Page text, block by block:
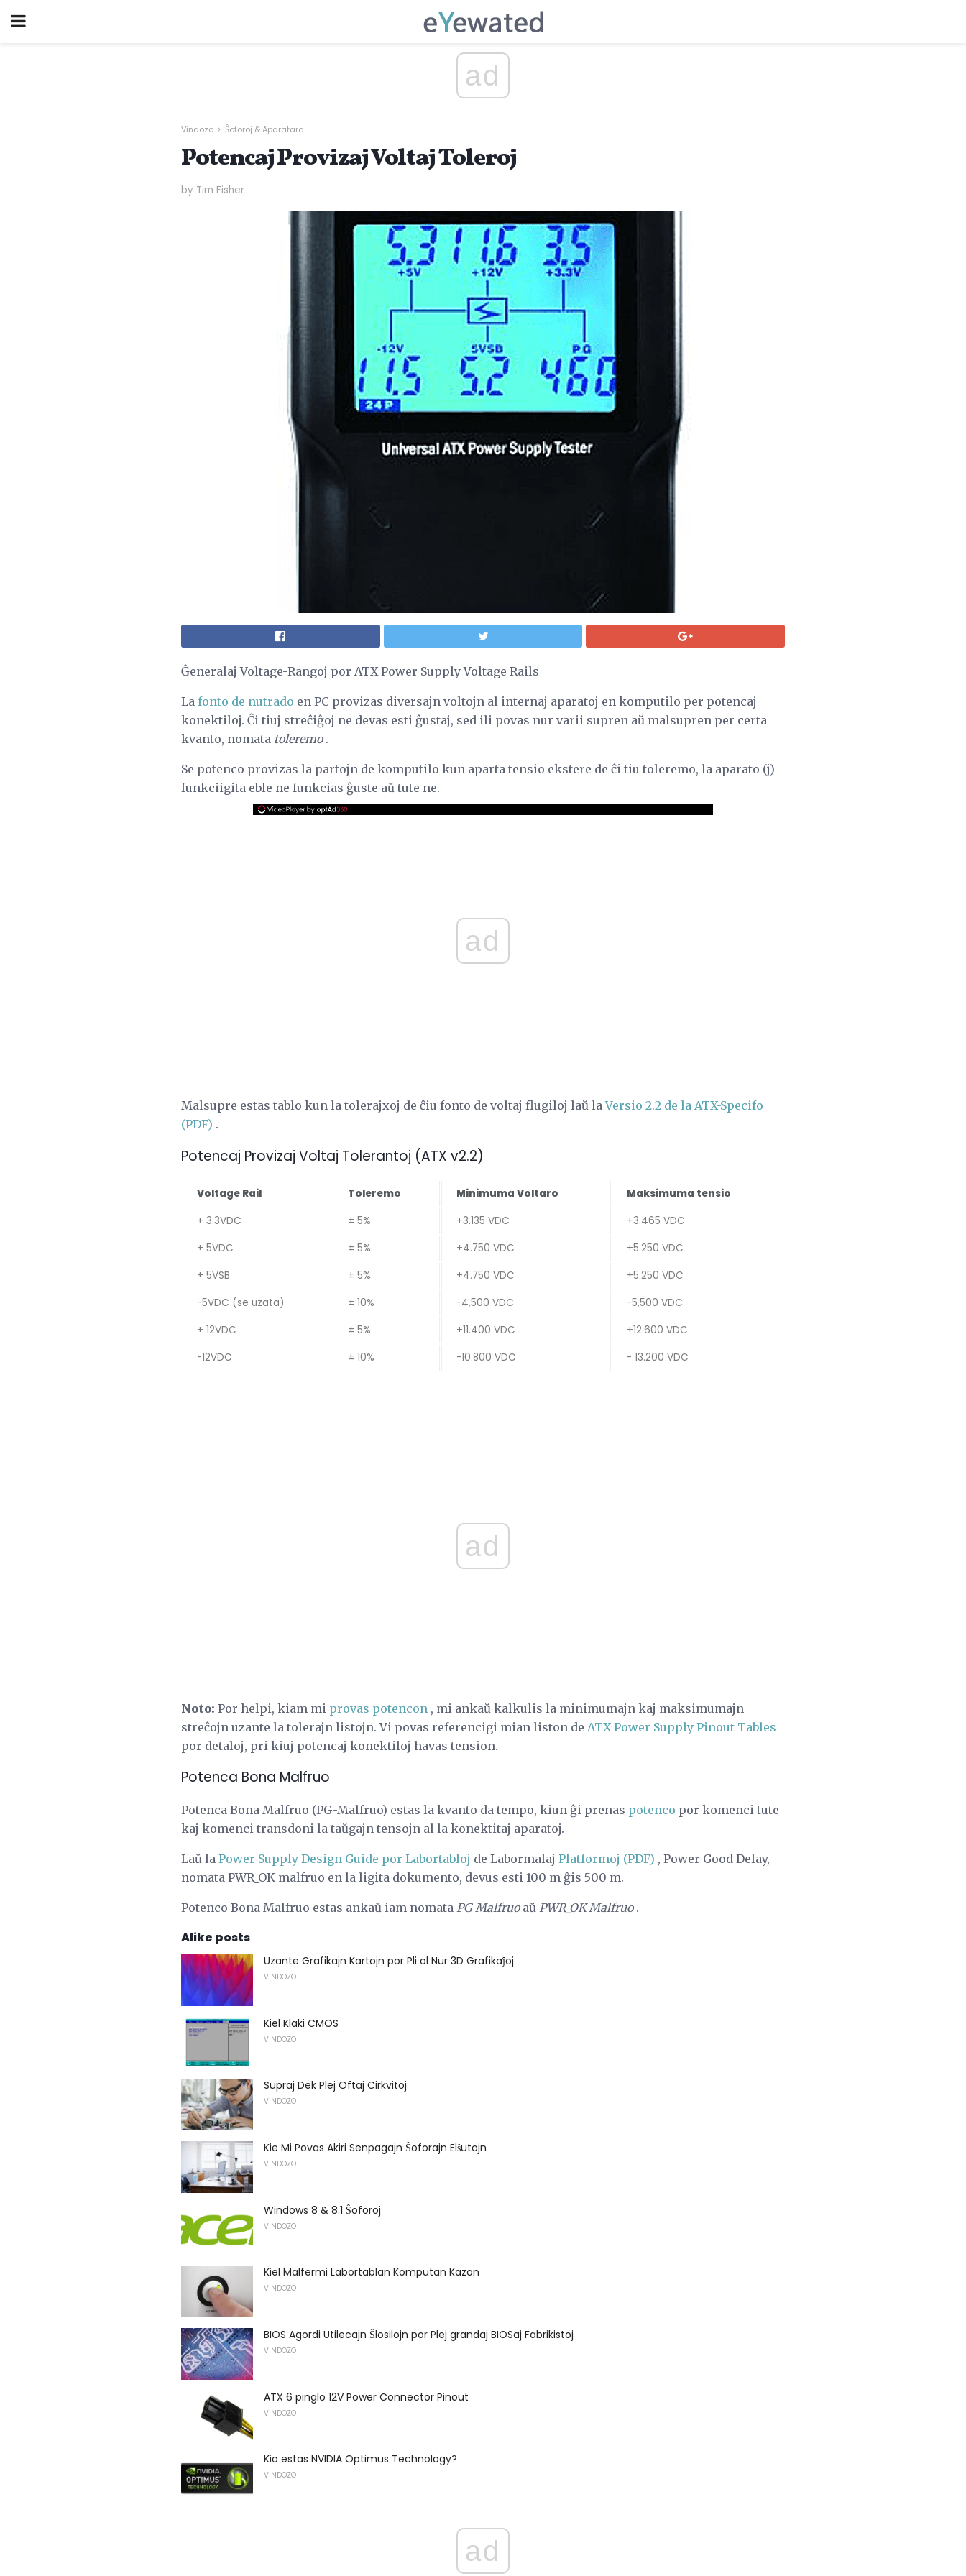
ad
Vindozo Ŝoforoj & Aparataro
Potencaj Provizaj Voltaj Toleroj
by Tim Fisher
Ĝeneralaj Voltage-Rangoj por ATX Power Supply Voltage Rails
La fonto de nutrado en PC provizas diversajn voltojn al internaj aparatoj en komputilo per potencaj
konektiloj. Ĉi tiuj streĉiĝoj ne devas esti ĝustaj, sed ili povas nur varii supren aŭ malsupren per certa
kvanto, nomata toleremo.
Se potenco provizas la partojn de komputilo kun aparta tensio ekstere de ĉi tiu toleremo, la aparato (j)
funkciigita eble ne funkcias ĝuste aŭ tute ne.
ad
Malsupre estas tablo kun la tolerajxoj de ĉiu fonto de voltaj flugiloj laŭ laVersio 2.2 de la ATX-Specifo
(PDF) .
Potencaj Provizaj Voltaj Tolerantoj (ATX v2.2)
Voltage Rail Toleremo Minimuma Voltaro
Maksimuma tensio
+ 3.3VDC
± 5% +3.135 VDC
+3.465 VDC
+ 5VDC
± 5% +4.750 VDC
+5.250 VDC
+ 5VSB
± 5% +4.750 VDC
+5.250 VDC
-5VDC (se uzata)
± 10% -4,500 VDC
-5,500 VDC
+ 12VDC
± 5% +11.400 VDC
+12.600 VDC
-12VDC
± 10% -10.800 VDC - 13.200 VDC
ad
Noto: Por helpi, kiam mi provas potencon , mi ankaŭ kalkulis la minimumajn kaj maksimumajn
streĉojn uzante la tolerajn listojn. Vi povas referencigi mian liston de ATX Power Supply Pinout Tables
por detaloj, pri kiuj potencaj konektiloj havas tension.
Potenca Bona Malfruo
Potenca Bona Malfruo (PG-Malfruo) estas la kvanto da tempo, kiun ĝi prenas potenco por komenci tute
kaj komenci transdoni la taŭgajn tensojn al la konektitaj aparatoj.
Laŭ la Power Supply Design Guide por Labortabloj de Labormalaj Platformoj (PDF) , Power Good Delay,
nomata PWR_OK malfruo en la ligita dokumento, devus esti 100 m ĝis 500 m.
Potenco Bona Malfruo estas ankaŭ iam nomata PG Malfruoaŭ PWR_OK Malfruo.
Alike posts
Uzante Grafikajn Kartojn por Pli ol Nur 3D Grafikaĵoj
VINDOZO
Kiel Klaki CMOS
VINDOZO
Supraj Dek Plej Oftaj Cirkvitoj
VINDOZO
Kie Mi Povas Akiri Senpagajn Ŝoforajn Elŝutojn
VINDOZO
Windows 8 & 8.1 Ŝoforoj
VINDOZO
Kiel Malfermi Labortablan Komputan Kazon
VINDOZO
BIOS Agordi Utilecajn Ŝlosilojn por Plej grandaj BIOSaj Fabrikistoj
VINDOZO
ATX 6 pinglo 12V Power Connector Pinout
VINDOZO
Kio estas NVIDIA Optimus Technology?
VINDOZO
ad